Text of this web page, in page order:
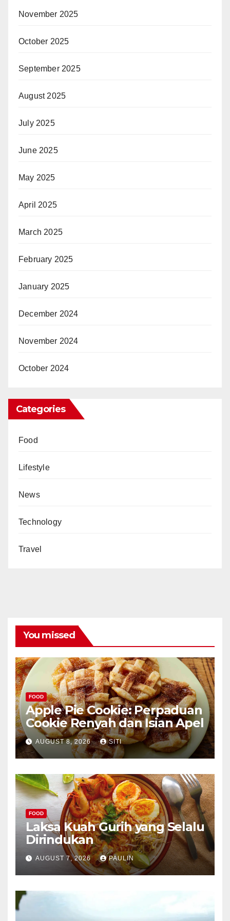
November 2025
October 2025
September 2025
August 2025
July 2025
June 2025
May 2025
April 2025
March 2025
February 2025
January 2025
December 2024
November 2024
October 2024
Categories
Food
Lifestyle
News
Technology
Travel
You missed
FOOD
Apple Pie Cookie: Perpaduan
Cookie Renyah dan Isian Apel
AUGUST 8, 2026 SITI
FOOD
Laksa Kuah Gurih yang Selalu
Dirindukan
AUGUST 7, 2026 PAULIN